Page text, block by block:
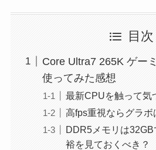
目次
Core Ultra7 265K ゲー
使ってみた感想
最新CPUを触って気
高fps重視ならグラ
DDR5メモリは
裕を見ておくべき？